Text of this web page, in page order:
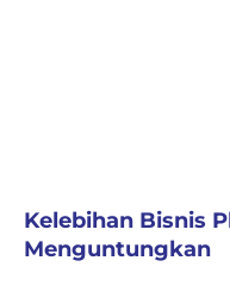
Kelebihan Bisnis
Menguntungkan